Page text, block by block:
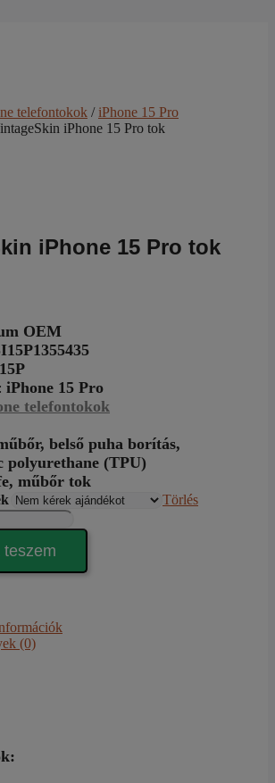
telefontokok / iPhone 15 Pro
iPhone 15 Pro tok
iPhone 15 Pro tok
OEM
: iPhone 15 Pro
telefontokok
belső puha borítás,
polyurethane (TPU)
műbőr tok
Törlés
teszem
(0)